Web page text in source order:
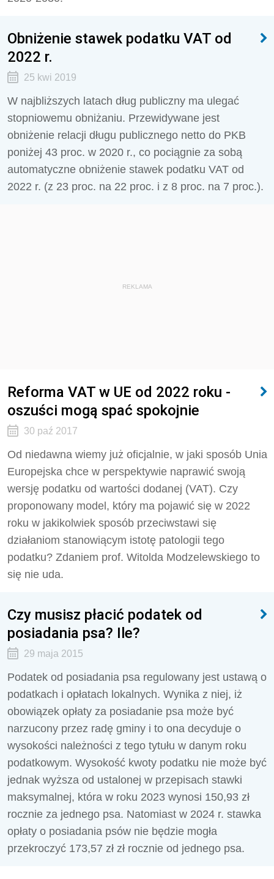
Obniżenie stawek podatku VAT od
2022 r.
25 kwi 2019
W najbliższych latach dług publiczny ma ulegać
stopniowemu obniżaniu. Przewidywane jest
obniżenie relacji długu publicznego netto do PKB
poniżej 43 proc. w 2020 r., co pociągnie za sobą
automatyczne obniżenie stawek podatku VAT od
2022 r. (z 23 proc. na 22 proc. i z 8 proc. na 7 proc.).
REKLAMA
Reforma VAT w UE od 2022 roku -
oszuści mogą spać spokojnie
30 paź 2017
Od niedawna wiemy już oficjalnie, w jaki sposób Unia
Europejska chce w perspektywie naprawić swoją
wersję podatku od wartości dodanej (VAT). Czy
proponowany model, który ma pojawić się w 2022
roku w jakikolwiek sposób przeciwstawi się
działaniom stanowiącym istotę patologii tego
podatku? Zdaniem prof. Witolda Modzelewskiego to
się nie uda.
Czy musisz płacić podatek od
posiadania psa? Ile?
29 maja 2015
Podatek od posiadania psa regulowany jest ustawą o
podatkach i opłatach lokalnych. Wynika z niej, iż
obowiązek opłaty za posiadanie psa może być
narzucony przez radę gminy i to ona decyduje o
wysokości należności z tego tytułu w danym roku
podatkowym. Wysokość kwoty podatku nie może być
jednak wyższa od ustalonej w przepisach stawki
maksymalnej, która w roku 2023 wynosi 150,93 zł
rocznie za jednego psa. Natomiast w 2024 r. stawka
opłaty o posiadania psów nie będzie mogła
przekroczyć 173,57 zł zł rocznie od jednego psa.